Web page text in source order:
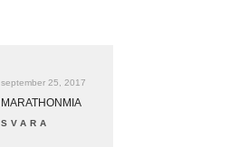
september 25, 2017
MARATHONMIA
SVARA